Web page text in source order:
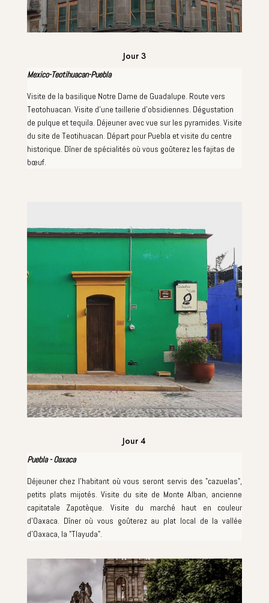
Jour 3
Mexico-Teotihuacan-Puebla
Visite de la basilique Notre Dame de Guadalupe. Route vers
Teotohuacan. Visite d'une taillerie d'obsidiennes. Dégustation
de pulque et tequila. Déjeuner avec vue sur les pyramides. Visite
du site de Teotihuacan. Départ pour Puebla et visite du centre
historique. Dîner de spécialités où vous goûterez les fajitas de
bœuf.
Jour 4
Puebla - Oaxaca
Déjeuner chez l'habitant où vous seront servis des "cazuelas",
petits plats mijotés. Visite du site de Monte Alban, ancienne
capitatale Zapotèque. Visite du marché haut en couleur
d'Oaxaca. Dîner où vous goûterez au plat local de la vallée
d'Oaxaca, la "Tlayuda".